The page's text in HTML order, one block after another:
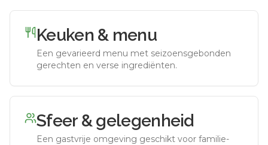
Keuken & menu
Een gevarieerd menu met seizoensgebonden
gerechten en verse ingrediënten.
Sfeer & gelegenheid
Een gastvrije omgeving geschikt voor familie-